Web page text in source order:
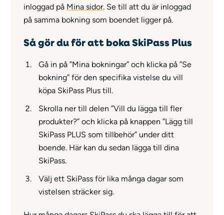
inloggad på Mina sidor. Se till att du är inloggad
på samma bokning som boendet ligger på.
Så gör du för att boka SkiPass Plus
Gå in på ”Mina bokningar” och klicka på ”Se
bokning” för den specifika vistelse du vill
köpa SkiPass Plus till.
Skrolla ner till delen ”Vill du lägga till fler
produkter?” och klicka på knappen ”Lägg till
SkiPass PLUS som tillbehör” under ditt
boende. Här kan du sedan lägga till dina
SkiPass.
Välj ett SkiPass för lika många dagar som
vistelsen sträcker sig.